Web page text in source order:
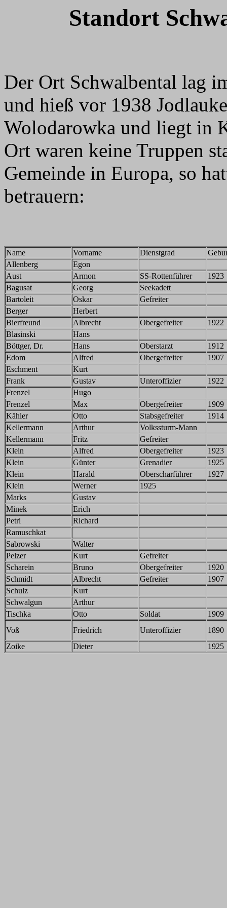
Standort
Der Ort Schwalbental lag
und hieß vor 1938
Wolodarowka und liegt in
Ort waren keine Truppen
Gemeinde in Europa, so
betrauern:
Name Vorname Dienstgrad
Allenberg
Egon
Aust
Armon SS-Rottenführer
1923
Bagusat
Georg
Seekadett
Bartoleit
Oskar
Gefreiter
Berger
Herbert
Bierfreund
Albrecht Obergefreiter
1922
Blasinski
Hans
Böttger, Dr.
Hans Oberstarzt
1912
Edom
Alfred Obergefreiter
1907
Eschment
Kurt
Frank
Gustav Unteroffizier
1922
Frenzel
Hugo
Frenzel
Max Obergefreiter
1909
Kähler
Otto Stabsgefreiter
1914
Kellermann
Arthur
Volkssturm-Mann
Kellermann
Fritz
Gefreiter
Klein
Alfred Obergefreiter
1923
Klein
Günter Grenadier
1925
Klein
Harald Oberscharführer
1927
Klein
Werner
1925
Marks
Gustav
Minek
Erich
Petri
Richard
Ramuschkat
Sabrowski
Walter
Pelzer
Kurt
Gefreiter
Scharein
Bruno Obergefreiter
1920
Schmidt
Albrecht Gefreiter
1907
Schulz
Kurt
Schwalgun
Arthur
Tischka
Otto Soldat
1909
Voß
Friedrich Unteroffizier
1890
Zoike
Dieter 1925